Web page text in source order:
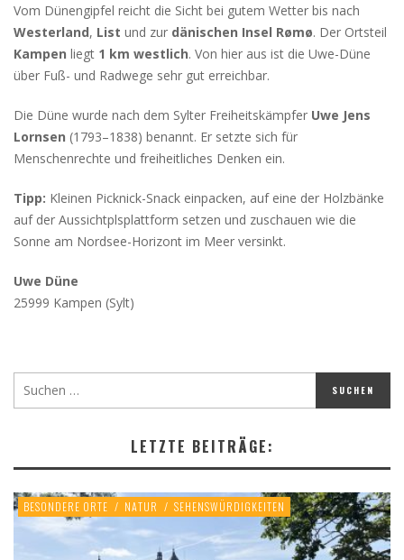
Vom Dünengipfel reicht die Sicht bei gutem Wetter bis nach
Westerland, List und zur dänischen Insel Rømø. Der Ortsteil
Kampen liegt 1 km westlich. Von hier aus ist die Uwe-Düne
über Fuß- und Radwege sehr gut erreichbar.
Die Düne wurde nach dem Sylter Freiheitskämpfer Uwe Jens
Lornsen (1793–1838) benannt. Er setzte sich für
Menschenrechte und freiheitliches Denken ein.
Tipp: Kleinen Picknick-Snack einpacken, auf eine der Holzbänke
auf der Aussichtplsplattform setzen und zuschauen wie die
Sonne am Nordsee-Horizont im Meer versinkt.
Uwe Düne
25999 Kampen (Sylt)
LETZTE BEITRÄGE:
BESONDERE ORTE / NATUR / SEHENSWÜRDIGKEITEN